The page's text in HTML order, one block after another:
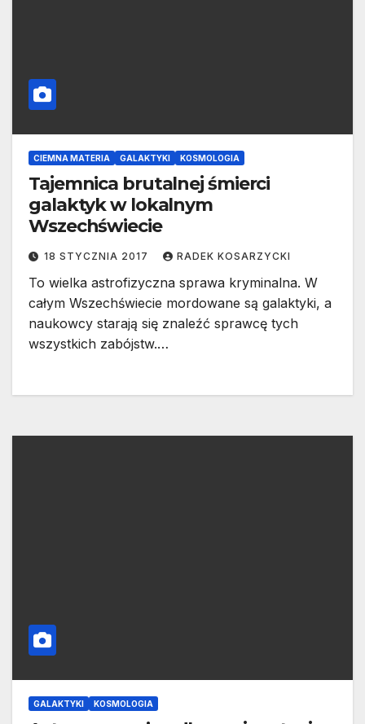
CIEMNA MATERIA GALAKTYKI KOSMOLOGIA
Tajemnica brutalnej śmierci
galaktyk w lokalnym
Wszechświecie
18 STYCZNIA 2017 RADEK KOSARZYCKI
To wielka astrofizyczna sprawa kryminalna. W
całym Wszechświecie mordowane są galaktyki, a
naukowcy starają się znaleźć sprawcę tych
wszystkich zabójstw.…
GALAKTYKI KOSMOLOGIA